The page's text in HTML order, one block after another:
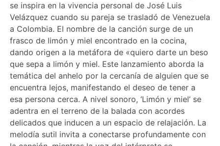
se inspira en la vivencia personal de José Luis
Velázquez cuando su pareja se trasladó de Venezuela
a Colombia. El nombre de la canción surge de un
frasco de limón y miel encontrado en la cocina,
dando origen a la metáfora de «quiero darte un beso
que sepa a limón y miel. Este lanzamiento aborda la
temática del anhelo por la cercanía de alguien que se
encuentra lejos, manifestando el deseo de tener a
esa persona cerca. A nivel sonoro, ‘Limón y miel’ se
adentra en el terreno de la balada con acordes
delicados que inducen a un espacio de relajación. La
melodía sutil invita a conectarse profundamente con